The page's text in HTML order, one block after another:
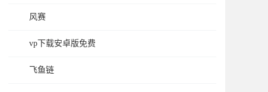
风赛
vp下载安卓版免费
飞鱼链